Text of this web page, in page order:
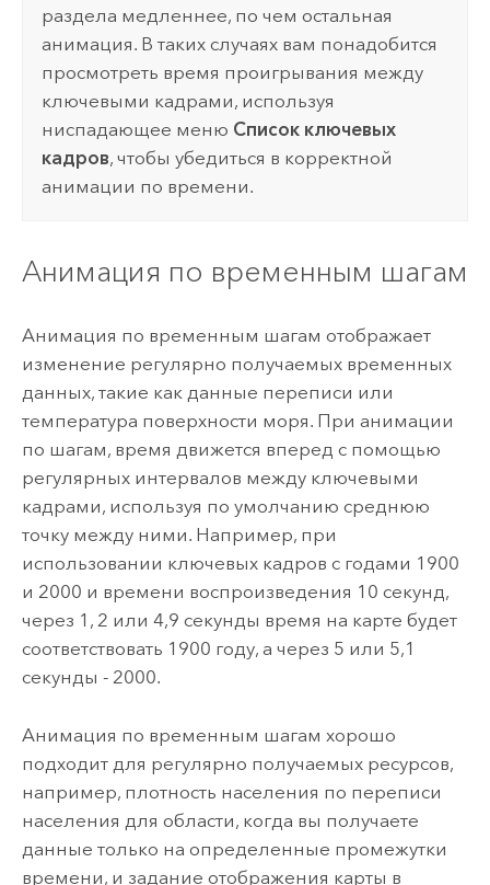
раздела медленнее, по чем остальная
анимация. В таких случаях вам понадобится
просмотреть время проигрывания между
ключевыми кадрами, используя
ниспадающее меню Список ключевых
кадров, чтобы убедиться в корректной
анимации по времени.
Анимация по временным шагам
Анимация по временным шагам отображает
изменение регулярно получаемых временных
данных, такие как данные переписи или
температура поверхности моря. При анимации
по шагам, время движется вперед с помощью
регулярных интервалов между ключевыми
кадрами, используя по умолчанию среднюю
точку между ними. Например, при
использовании ключевых кадров с годами 1900
и 2000 и времени воспроизведения 10 секунд,
через 1, 2 или 4,9 секунды время на карте будет
соответствовать 1900 году, а через 5 или 5,1
секунды - 2000.
Анимация по временным шагам хорошо
подходит для регулярно получаемых ресурсов,
например, плотность населения по переписи
населения для области, когда вы получаете
данные только на определенные промежутки
времени, и задание отображения карты в